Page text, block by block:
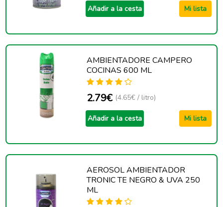
Añadir a la cesta Mi lista
AMBIENTADORE CAMPERO
COCINAS 600 ML
2.79€ (4.65€ / litro)
Añadir a la cesta Mi lista
AEROSOL AMBIENTADOR
TRONIC TE NEGRO & UVA 250
ML